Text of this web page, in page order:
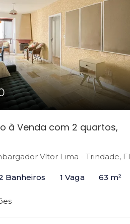
à Venda com 2 quartos,
Vítor Lima - Trindade, Florianópolis-SC
Banheiros 1 Vaga 63 m²